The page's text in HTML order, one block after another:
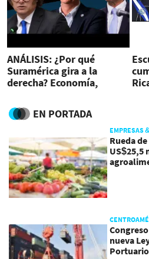
ANÁLISIS: ¿Por qué
Suramérica gira a la
derecha? Economía,
castiga a los oficialismos
EN PORTADA
EMPRESAS
Rueda
US$25,5
nueva
Portuario